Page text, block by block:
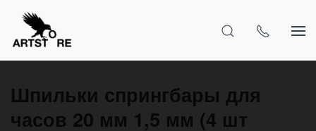
Шпильки спрингбары для
часов 20 мм 1,5 мм (4 шт